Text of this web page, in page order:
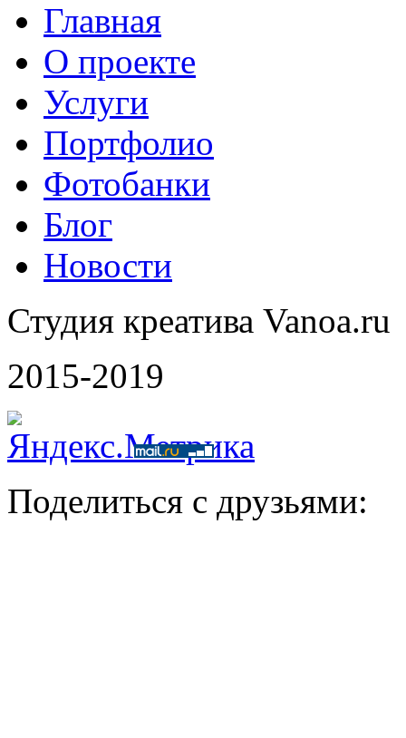
Главная
О проекте
Услуги
Портфолио
Фотобанки
Блог
Новости
Студия креатива Vanoa.ru
2015-2019
Поделиться с друзьями: